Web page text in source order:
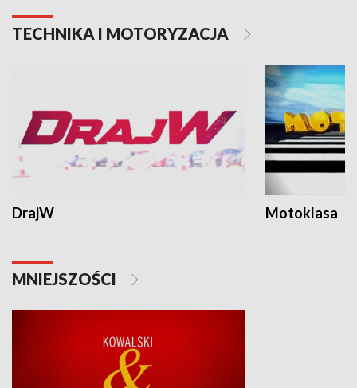
TECHNIKA I MOTORYZACJA
DrajW Motoklasa
MNIEJSZOŚCI